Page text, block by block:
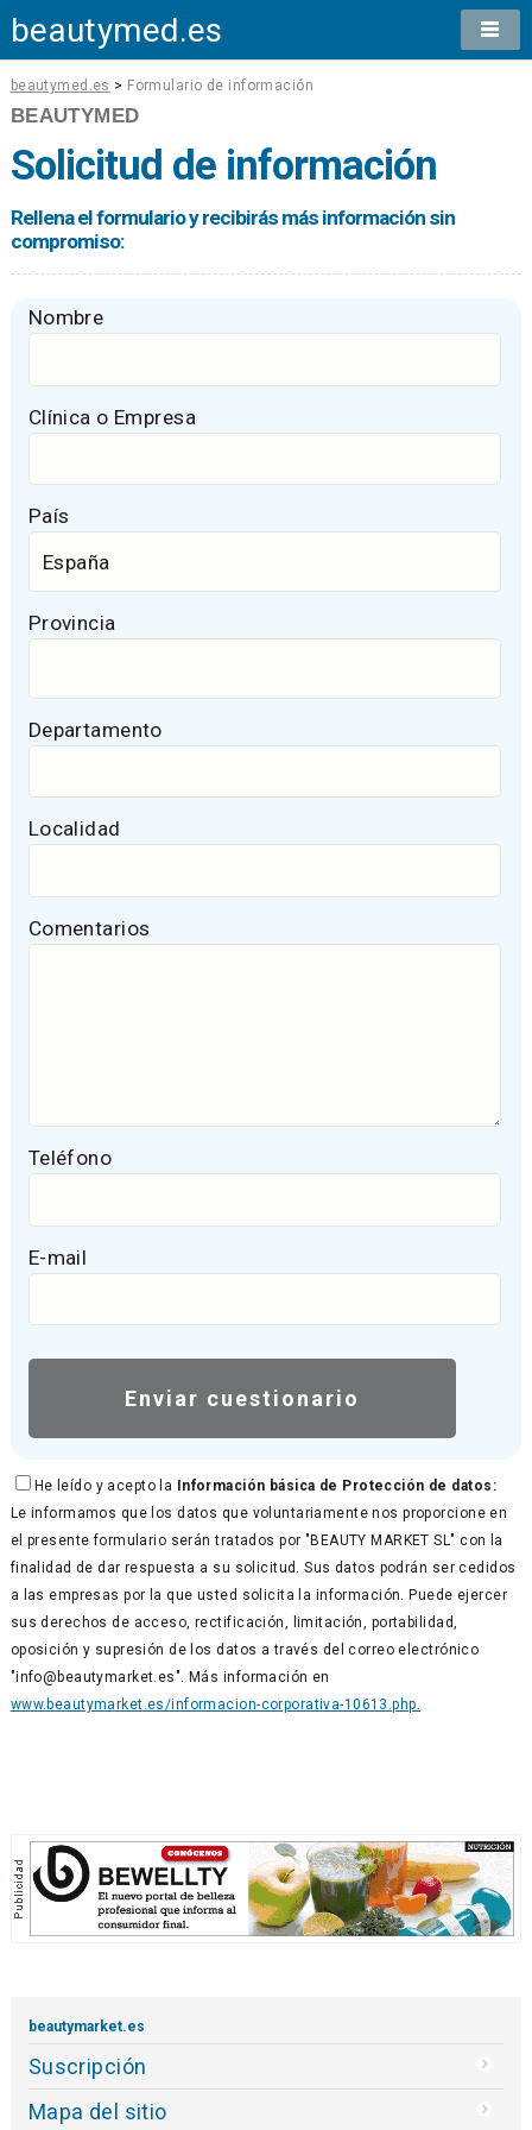
beautymed.es
beautymed.es > Formulario de información
BEAUTYMED
Solicitud de información
Rellena el formulario y recibirás más información sin
compromiso:
Nombre
Clínica o Empresa
País
Provincia
Departamento
Localidad
Comentarios
Teléfono
E-mail
He leído y acepto la Información básica de Protección de datos:
Le informamos que los datos que voluntariamente nos proporcione en
el presente formulario serán tratados por "BEAUTY MARKET SL" con la
finalidad de dar respuesta a su solicitud. Sus datos podrán ser cedidos
a las empresas por la que usted solicita la información. Puede ejercer
sus derechos de acceso, rectificación, limitación, portabilidad,
oposición y supresión de los datos a través del correo electrónico
"info@beautymarket.es". Más información en
www.beautymarket.es/informacion-corporativa-10613.php.
beautymarket.es
Suscripción
Mapa del sitio